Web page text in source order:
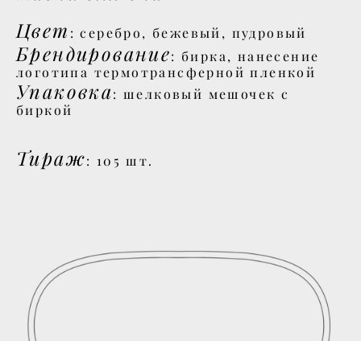
Цвет : серебро, бежевый, пудровый
Брендирование: бирка, нанесение
логотипа термотрансферной пленкой
Упаковка : шелковый мешочек с
биркой
Тираж: 105 шт.